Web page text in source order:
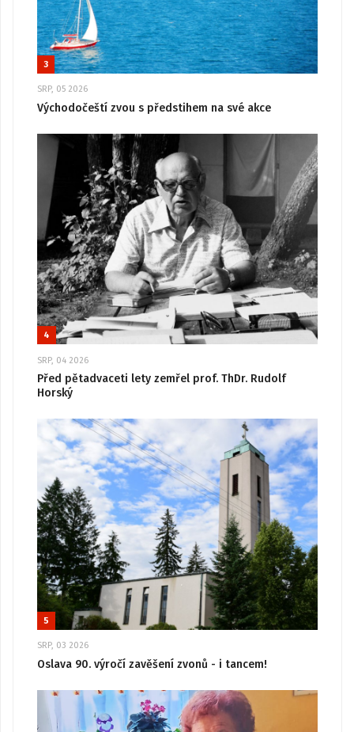
3
SRP, 05 2026
Východočeští zvou s předstihem na své akce
4
SRP, 04 2026
Před pětadvaceti lety zemřel prof. ThDr. Rudolf
Horský
5
SRP, 03 2026
Oslava 90. výročí zavěšení zvonů - i tancem!